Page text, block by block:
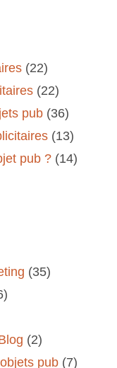
(22)
(22)
pub (36)
(13)
pub ? (14)
(35)
(2)
pub (7)